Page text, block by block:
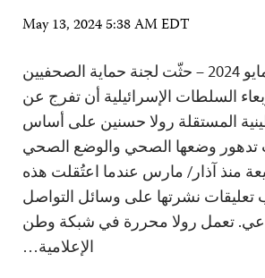
May 13, 2024 5:38 AM EDT
نيويورك، 8 أيار/ مايو 2024 – حثّت لجنة حماية الصحفيين
السلطات الإسرائيلية أن تفرج عن
المستقلة رولا حسنين على أساس
تدهور وضعها الصحي والوضع الصحي
منذ آذار/ مارس عندما اعتُقلت هذه
نشرتها على وسائل التواصل
تعمل رولا محررة في شبكة وطن
الإعلامية…